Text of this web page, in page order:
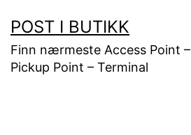
til
innhold
POST I BUTIKK
Finn nærmeste Access Point –
Pickup Point – Terminal